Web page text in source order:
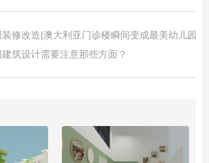
修改造|澳大利亚门诊楼瞬间变成最美幼儿园
筑设计需要注意那些方面？